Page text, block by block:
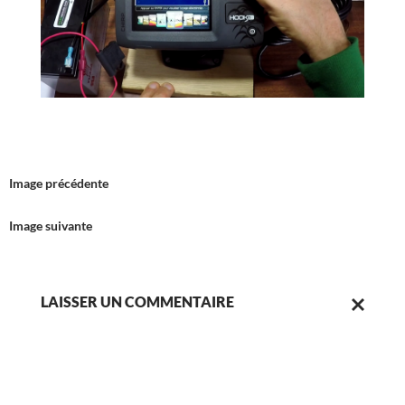
Image précédente
Image suivante
LAISSER UN COMMENTAIRE